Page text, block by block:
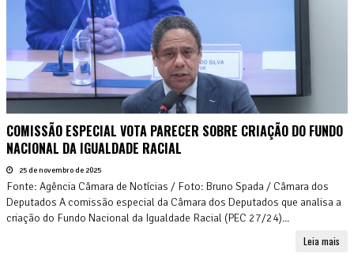
COMISSÃO ESPECIAL VOTA PARECER SOBRE CRIAÇÃO DO FUNDO
NACIONAL DA IGUALDADE RACIAL
25 de novembro de 2025
Fonte: Agência Câmara de Notícias / Foto: Bruno Spada / Câmara dos
Deputados A comissão especial da Câmara dos Deputados que analisa a
criação do Fundo Nacional da Igualdade Racial (PEC 27/24)...
Leia mais